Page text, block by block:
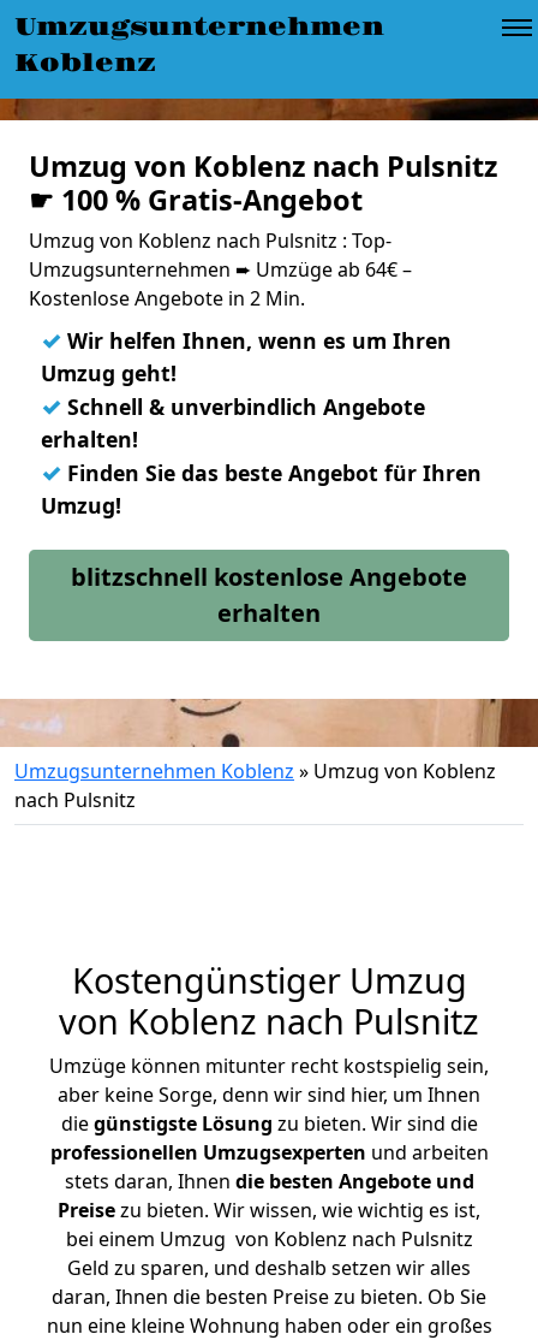
Umzugsunternehmen
Koblenz
Umzug von Koblenz nach Pulsnitz
☛ 100 % Gratis-Angebot
Umzug von Koblenz nach Pulsnitz : Top-
Umzugsunternehmen ➨ Umzüge ab 64€ –
Kostenlose Angebote in 2 Min.
✓ Wir helfen Ihnen, wenn es um Ihren
Umzug geht!
✓ Schnell & unverbindlich Angebote
erhalten!
✓ Finden Sie das beste Angebot für Ihren
Umzug!
blitzschnell kostenlose Angebote
erhalten
Umzugsunternehmen Koblenz » Umzug von Koblenz
nach Pulsnitz
Kostengünstiger Umzug
von Koblenz nach Pulsnitz
Umzüge können mitunter recht kostspielig sein,
aber keine Sorge, denn wir sind hier, um Ihnen
diegünstigste Lösung zu bieten. Wir sind die
professionellen Umzugsexperten und arbeiten
stets daran, Ihnen die besten Angebote und
Preisezu bieten. Wir wissen, wie wichtig es ist,
bei einem Umzug von Koblenz nach Pulsnitz
Geld zu sparen, und deshalb setzen wir alles
daran, Ihnen die besten Preise zu bieten. Ob Sie
nun eine kleine Wohnung haben oder ein großes